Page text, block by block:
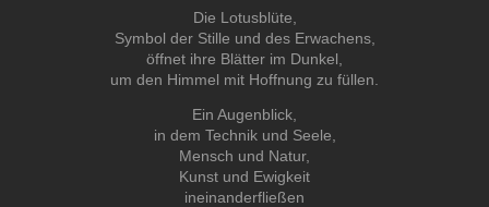
Die Lotusblüte,
Symbol der Stille und des Erwachens,
öffnet ihre Blätter im Dunkel,
um den Himmel mit Hoffnung zu füllen.
Ein Augenblick,
in dem Technik und Seele,
Mensch und Natur,
Kunst und Ewigkeit
ineinanderfließen